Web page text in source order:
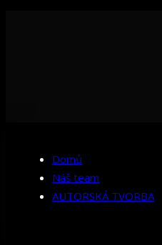
Domů
Náš team
AUTORSKÁ TVORBA